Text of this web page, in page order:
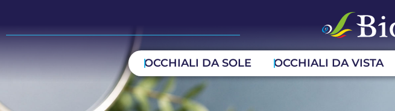
OCCHIALI DA SOLE OCCHIALI DA VISTA